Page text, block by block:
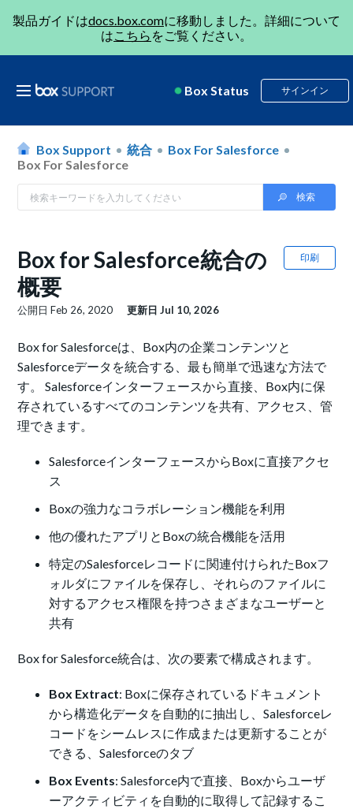
製品ガイドはdocs.box.comに移動しました。詳細について
はこちら をご覧ください。
Box Status サインイン
Box Support 統合
Box For Salesforce
Box For Salesforce
印刷
Box for Salesforce統合の
概要
公開日Feb 26, 2020 更新日Jul 10, 2026
Box for Salesforceは、Box内の企業コンテンツと
Salesforceデータを統合する、最も簡単で迅速な方法で
す。 Salesforceインターフェースから直接、Box内に保
存されているすべてのコンテンツを共有、アクセス、管
理できます。
SalesforceインターフェースからBoxに直接アクセ
ス
Boxの強力なコラボレーション機能を利用
他の優れたアプリとBoxの統合機能を活用
特定のSalesforceレコードに関連付けられたBoxフ
ォルダにファイルを保存し、それらのファイルに
対するアクセス権限を持つさまざまなユーザーと
共有
Box for Salesforce統合は、次の要素で構成されます。
Box Extract: Boxに保存されているドキュメント
から構造化データを自動的に抽出し、Salesforceレ
コードをシームレスに作成または更新することが
できる、Salesforceのタブ
Box Events: Salesforce内で直接、Boxからユーザ
ーアクティビティを自動的に取得して記録するこ